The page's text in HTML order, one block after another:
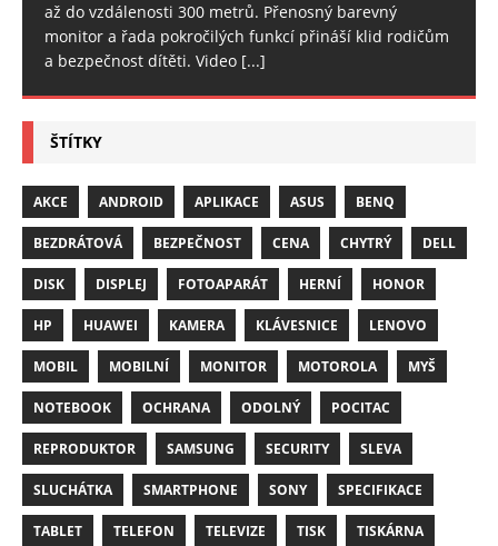
až do vzdálenosti 300 metrů. Přenosný barevný
monitor a řada pokročilých funkcí přináší klid rodičům
a bezpečnost dítěti. Video [...]
ŠTÍTKY
AKCE ANDROID APLIKACE ASUS BENQ
BEZDRÁTOVÁ BEZPEČNOST CENA CHYTRÝ DELL
DISK DISPLEJ FOTOAPARÁT HERNÍ HONOR
HP HUAWEI KAMERA KLÁVESNICE LENOVO
MOBIL MOBILNÍ MONITOR MOTOROLA MYŠ
NOTEBOOK OCHRANA ODOLNÝ POCITAC
REPRODUKTOR SAMSUNG SECURITY SLEVA
SLUCHÁTKA SMARTPHONE SONY SPECIFIKACE
TABLET TELEFON TELEVIZE TISK TISKÁRNA